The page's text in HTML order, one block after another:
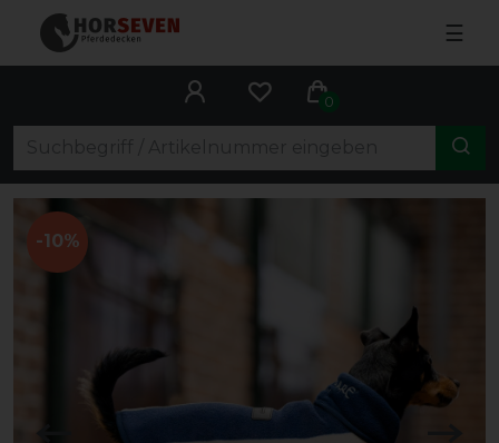
☰
0
-10%